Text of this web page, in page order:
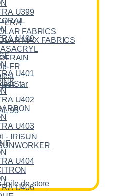
FABRICS
MAX FABRICS
FR
95
- IRISUN